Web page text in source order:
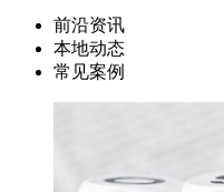
前沿资讯
本地动态
常见案例